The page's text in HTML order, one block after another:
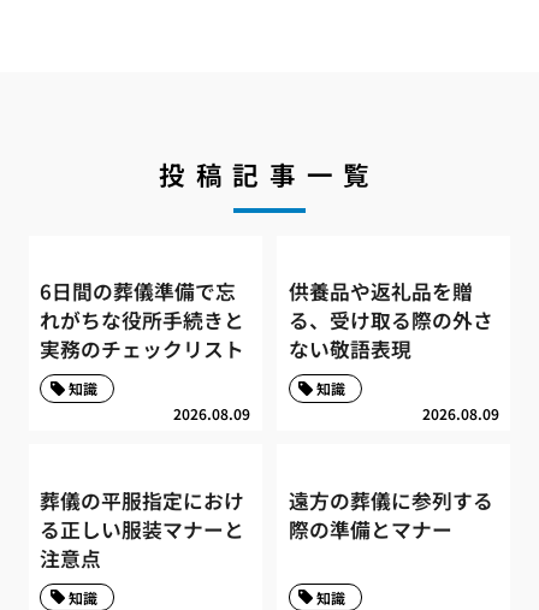
投稿記事一覧
6日間の葬儀準備で忘
れがちな役所手続きと
実務のチェックリスト
2026.08.09
知識
供養品や返礼品を贈
る、受け取る際の外さ
ない敬語表現
2026.08.09
知識
葬儀の平服指定におけ
る正しい服装マナーと
注意点
知識
遠方の葬儀に参列する
際の準備とマナー
知識